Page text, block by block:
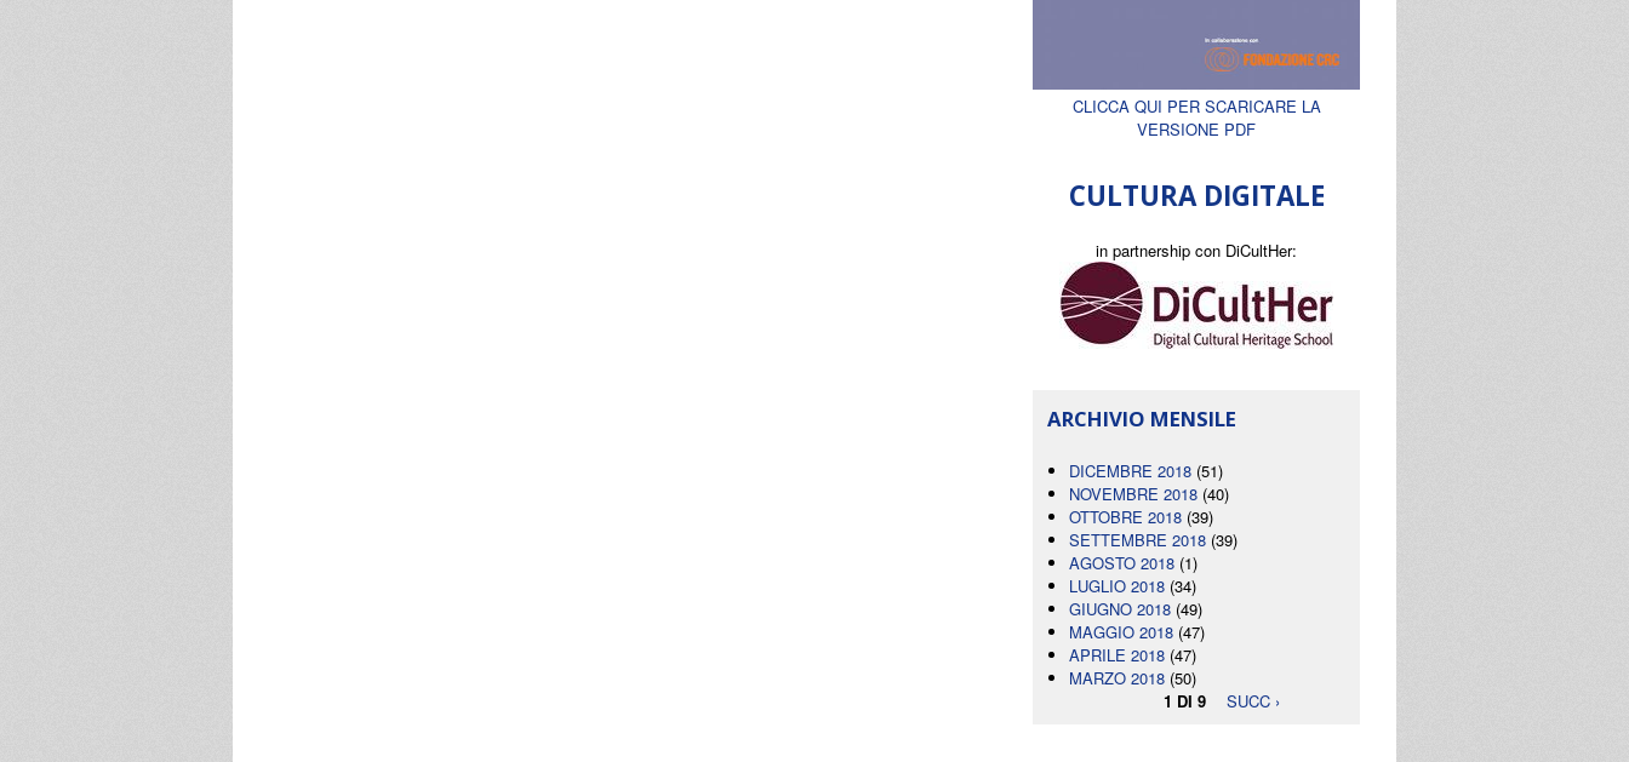
CLICCA QUI PER SCARICARE LA
VERSIONE PDF
CULTURA DIGITALE
in partnership con DiCultHer:
ARCHIVIO MENSILE
DICEMBRE 2018 (51)
NOVEMBRE 2018 (40)
OTTOBRE 2018 (39)
SETTEMBRE 2018 (39)
AGOSTO 2018 (1)
LUGLIO 2018 (34)
GIUGNO 2018 (49)
MAGGIO 2018 (47)
APRILE 2018 (47)
MARZO 2018 (50)
1 DI 9
SUCC ›